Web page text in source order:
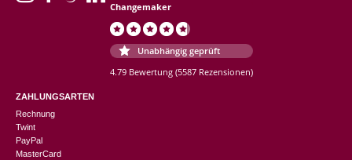
Changemaker
Unabhängig geprüft
4.79 Bewertung (5587 Rezensionen)
ZAHLUNGSARTEN
Rechnung
Twint
PayPal
MasterCard